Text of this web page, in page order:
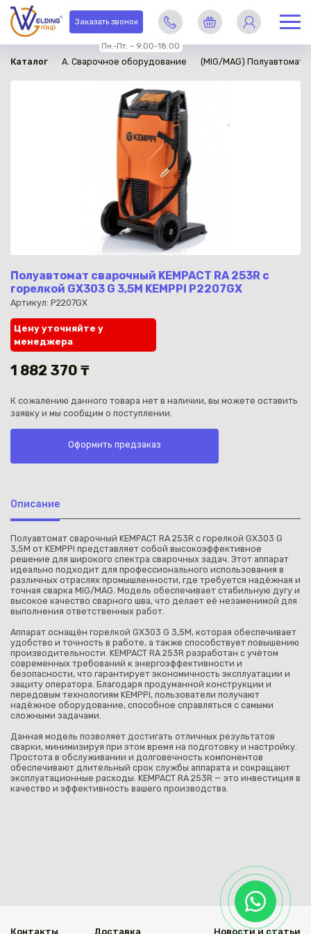
Заказать звонок
Пн.-Пт. – 9:00-18:00
Каз
Каталог A. Сварочное оборудование (MIG/MAG)
Полуавтомат сварочный KEMPACT RA 253R с
горелкой GX303 G 3,5M KEMPPI P2207GX
Артикул: P2207GX
в наличии
Цену уточняйте у
менеджера
1 882 370 ₸
К сожалению данного товара нет в наличии, вы можете оставить
заявку и мы сообщим о поступлении.
Оформить предзаказ
Описание
Полуавтомат сварочный KEMPACT RA 253R с горелкой GX303 G
3,5M от KEMPPI представляет собой высокоэффективное
решение для широкого спектра сварочных задач. Этот аппарат
идеально подходит для профессионального использования в
различных отраслях промышленности, где требуется надёжная и
точная сварка MIG/MAG. Модель обеспечивает стабильную дугу и
высокое качество сварного шва, что делает её незаменимой для
выполнения ответственных работ.
Аппарат оснащён горелкой GX303 G 3,5M, которая обеспечивает
удобство и точность в работе, а также способствует повышению
производительности. KEMPACT RA 253R разработан с учётом
современных требований к энергоэффективности и
безопасности, что гарантирует экономичность эксплуатации и
защиту оператора. Благодаря продуманной конструкции и
передовым технологиям KEMPPI, пользователи получают
надёжное оборудование, способное справляться с самыми
сложными задачами.
Данная модель позволяет достигать отличных результатов
сварки, минимизируя при этом время на подготовку и настройку.
Простота в обслуживании и долговечность компонентов
обеспечивают длительный срок службы аппарата и сокращают
эксплуатационные расходы. KEMPACT RA 253R — это инвестиция в
качество и эффективность вашего производства.
Контакты Доставка Новости и статьи